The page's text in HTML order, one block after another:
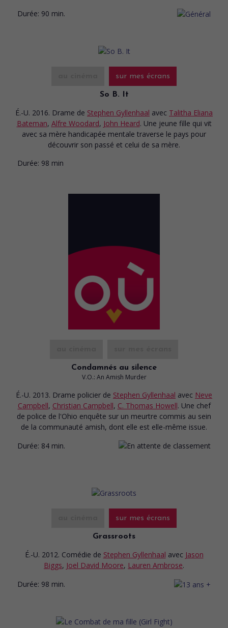
Durée: 90 min.
sur mes écrans
So B. It
É.-U. 2016. Drame de Stephen Gyllenhaal avec Talitha Eliana
Bateman, Alfre Woodard, John Heard. Une jeune fille qui vit
avec sa mère handicapée mentale traverse le pays pour
découvrir son passé et celui de sa mère.
Durée: 98 min
Condamnés au silence
V.O.: An Amish Murder
É.-U. 2013. Drame policier de Stephen Gyllenhaal avec Neve
Campbell, Christian Campbell, C. Thomas Howell. Une chef
de police de l'Ohio enquête sur un meurtre commis au sein
de la communauté amish, dont elle est elle-même issue.
Durée: 84 min.
sur mes écrans
Grassroots
É.-U. 2012. Comédie de Stephen Gyllenhaal avec Jason
Biggs, Joel David Moore, Lauren Ambrose.
Durée: 98 min.